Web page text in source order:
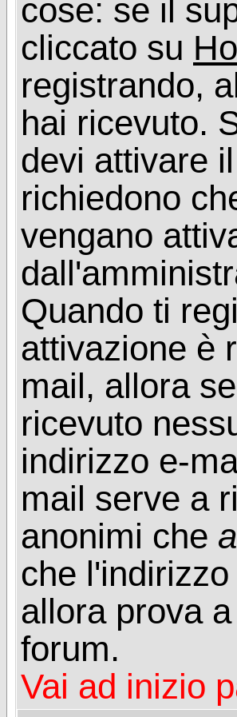
cose: se il
cliccato su
registrando,
hai ricevuto.
devi attivare
richiedono
vengano
Quando ti
attivazione è
mail, allora
ricevuto
indirizzo e-
mail serve a
anonimi che
che
allora prova
forum.
Vai ad inizio